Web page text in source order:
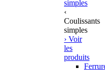
simples
‹
Coulissants
simples
› Voir
les
produits